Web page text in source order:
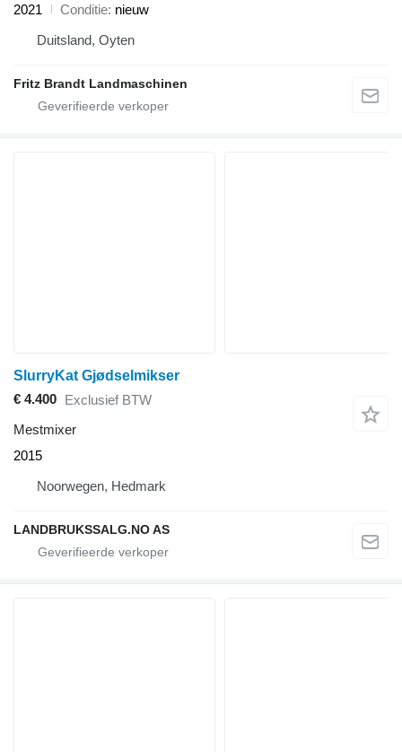
2021
Conditie nieuw
Duitsland, Oyten
Fritz Brandt Landmaschinen
SlurryKat Gjødselmikser
€ 4.400 Exclusief BTW
Mestmixer
2015
Noorwegen, Hedmark
LANDBRUKSSALG.NO AS